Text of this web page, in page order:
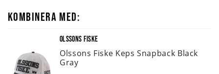
KOMBINERA MED:
OLSSONS FISKE
Olssons Fiske Keps Snapback Black
Gray